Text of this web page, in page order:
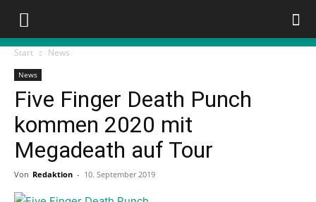
Start News
News
Five Finger Death Punch
kommen 2020 mit
Megadeath auf Tour
Von Redaktion - 10. September 2019